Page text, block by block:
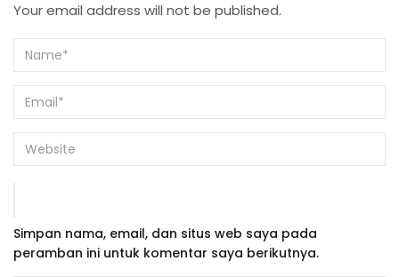
Your email address will not be published.
Simpan nama, email, dan situs web saya pada
peramban ini untuk komentar saya berikutnya.